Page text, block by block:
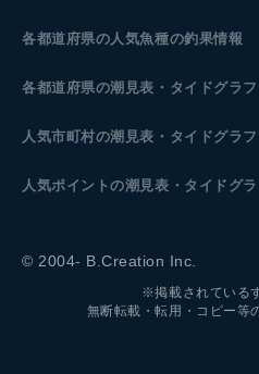
各都道府県の人気魚種の釣果情報
各都道府県の潮見表 ・タイドグラフ
人気市町村の潮見表・タイドグラフ
人気ポイントの潮見表・タイドグラ
© 2004- B.Creation Inc.
※掲載されている
無断転載・転用・コピー等